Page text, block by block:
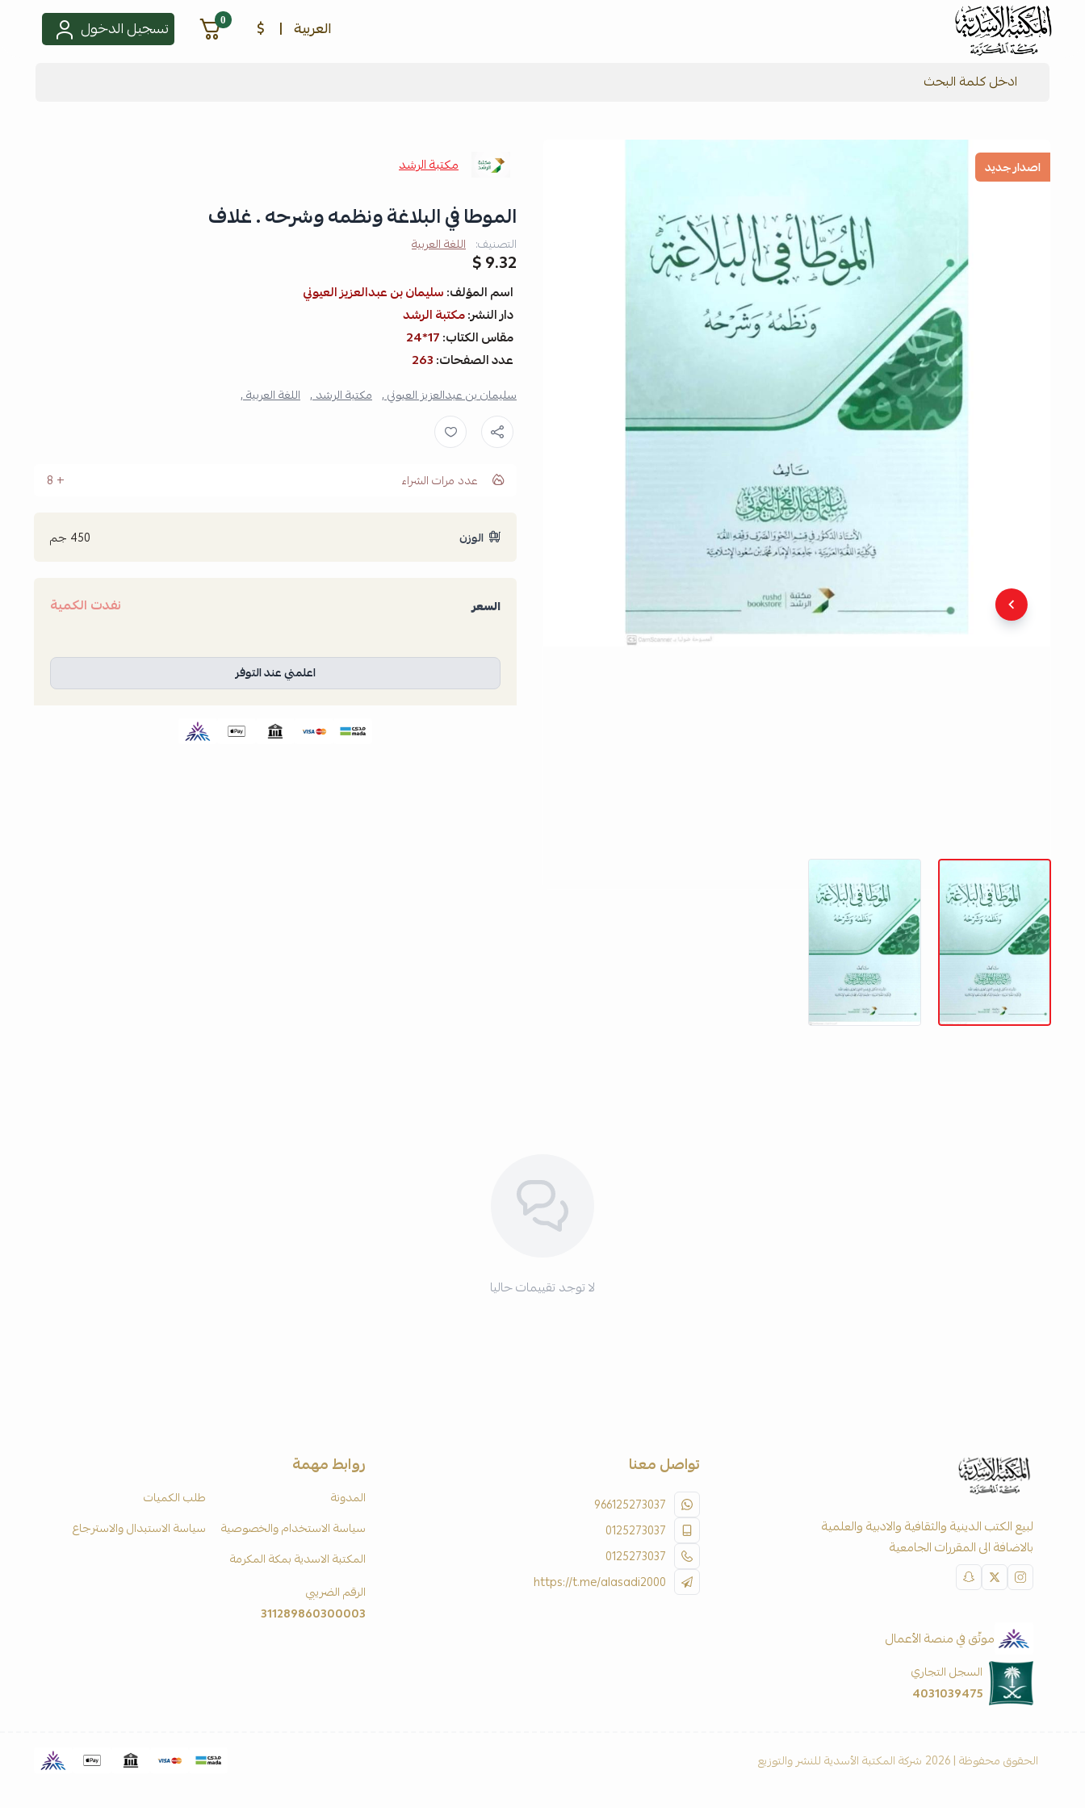
شركة المكتبة الأسدية للنشر والتوزيع العربية |
$
0 تسجيل الدخول
اصدار جديد مكتبة الرشد
الموطا في البلاغة ونظمه وشرحه . غلاف
التصنيف: اللغة العربية
9.32 $
اسم المؤلف:سليمان بن عبدالعزيز العيوني
دار النشر:مكتبة الرشد
مقاس الكتاب:17*24
عدد الصفحات:263
سليمان بن عبدالعزيز العيوني , مكتبة الرشد , اللغة العربية ,
عدد مرات الشراء 8
الوزن 450 جم
السعر نفدت الكمية
اعلمني عند التوفر
لا توجد تقييمات حاليا
لبيع الكتب الدينية والثقافية والادبية والعلمية
بالاضافة الى المقررات الجامعية
موثّق في منصة الأعمال
السجل التجاري
4031039475
تواصل معنا
966125273037
0125273037
0125273037
https://t.me/alasadi2000
روابط مهمة
المدونة
طلب الكميات
سياسة الاستخدام والخصوصية
سياسة الاستبدال والاسترجاع
المكتبة الاسدية بمكة المكرمة
الرقم الضريبي
311289860300003
الحقوق محفوظة | 2026 شركة المكتبة الأسدية للنشر والتوزيع